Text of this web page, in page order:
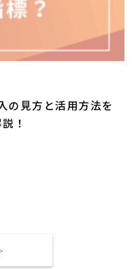
見方と活用方法を
！